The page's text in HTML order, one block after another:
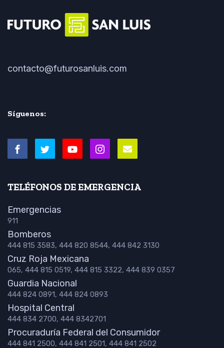
contacto@futurosanluis.com
Síguenos:
TELÉFONOS DE EMERGENCIA
Emergencias
911
Bomberos
444 815 3583, 444 820 8544, 444 842 3130
Cruz Roja Mexicana
065, 444 815 0519, 444 815 3322, 444 839 0357
Guardia Nacional
444 824 0891, 444 824 0893
Hospital Central
444 834 2700, 444 8342701
Procuraduría Federal del Consumidor
444 841 2500, 444 841 2501, 444 841 2502